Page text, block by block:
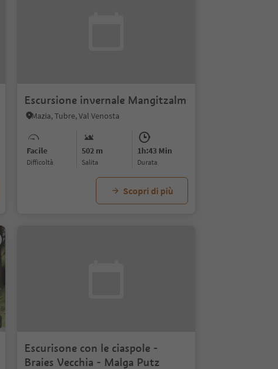
Escursione invernale Mangitzalm
Mazia, Tubre, Val Venosta
Facile
Difficoltà
502 m
Salita
1h:43 Min
durata
Scopri di più
Escurisone con le ciaspole -
Braies Vecchia - Malga Putz